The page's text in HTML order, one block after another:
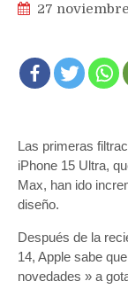
27
Las primeras
iPhone 15 Ultra,
Max, han ido
diseño.
Después de la
14, Apple sabe
novedades » a